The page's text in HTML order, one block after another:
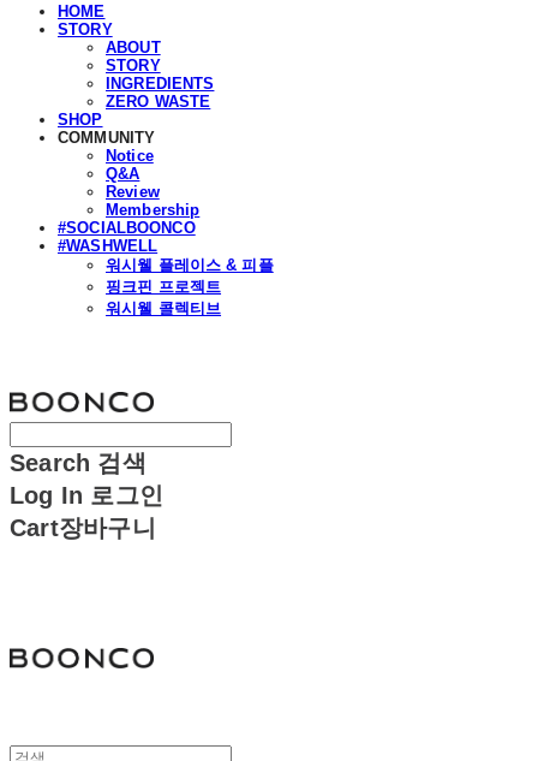
HOME
STORY
ABOUT
STORY
INGREDIENTS
ZERO WASTE
SHOP
COMMUNITY
Notice
Q&A
Review
Membership
#SOCIALBOONCO
#WASHWELL
워시웰 플레이스 & 피플
핑크핀 프로젝트
워시웰 콜렉티브
Search 검색
Log In 로그인
Cart장바구니